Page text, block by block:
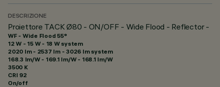
DESCRIZIONE
Proiettore TACK Ø80 - ON/OFF - Wide Flood - Reflector -
WF - Wide Flood 55°
12 W - 15 W - 18 W system
2020 lm - 2537 lm - 3026 lm system
168.3 lm/W - 169.1 lm/W - 168.1 lm/W
3500 K
CRI 92
On/off